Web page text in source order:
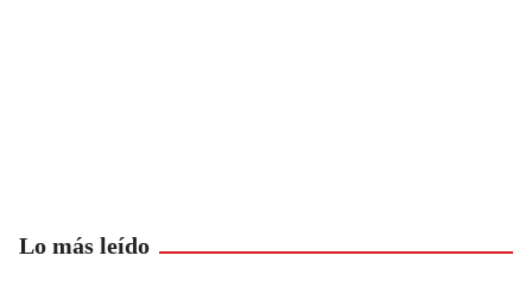
Lo más leído